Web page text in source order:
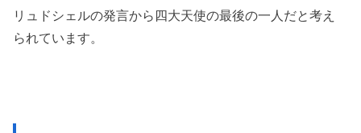
リュドシェルの発言から四大天使の最後の一人だと考え
られています。